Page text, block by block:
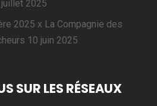
juillet 2025
2025 x La Compagnie des
10 juin 2025
SUR LES RÉSEAUX